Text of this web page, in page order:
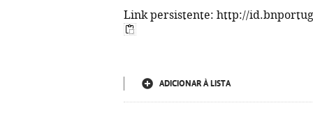
Link persistente: http://
ADICIONAR À LISTA